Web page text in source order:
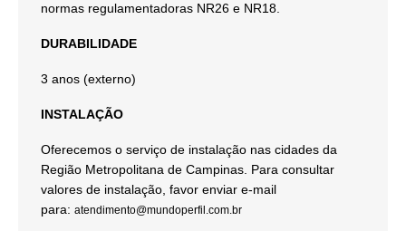
normas regulamentadoras NR26 e NR18.
DURABILIDADE
3 anos (externo)
INSTALAÇÃO
Oferecemos o serviço de instalação nas cidades da
Região Metropolitana de Campinas. Para consultar
valores de instalação, favor enviar e-mail
para: atendimento@mundoperfil.com.br